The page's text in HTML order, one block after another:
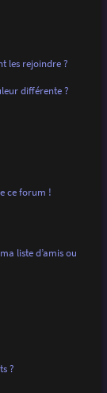
les rejoindre ?
différente ?
ce forum !
liste d’amis ou
?